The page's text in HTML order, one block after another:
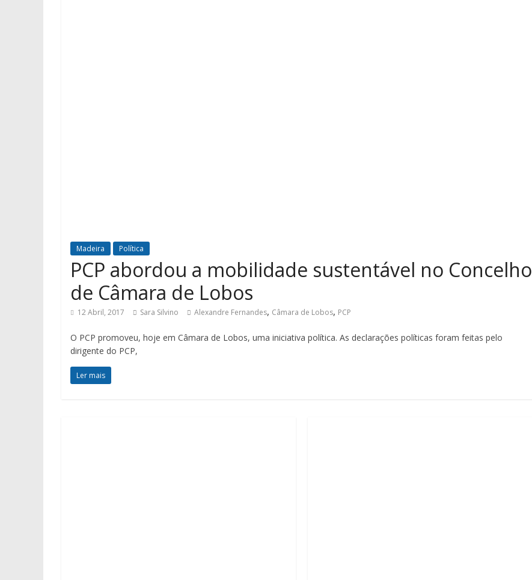
Madeira Política
PCP abordou a mobilidade sustentável no Concelho
de Câmara de Lobos
12 Abril, 2017 Sara Silvino Alexandre Fernandes, Câmara de Lobos, PCP
O PCP promoveu, hoje em Câmara de Lobos, uma iniciativa política. As declarações políticas foram feitas pelo
dirigente do PCP,
Ler mais